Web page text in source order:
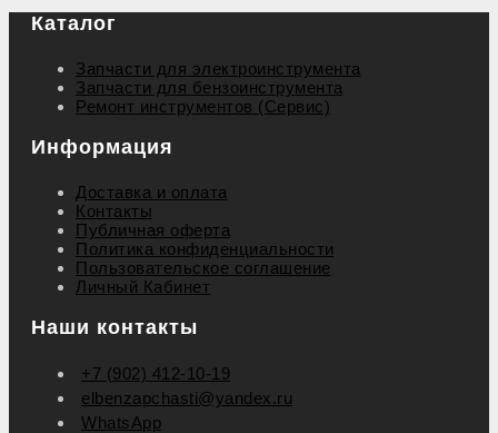
Каталог
Запчасти для электроинструмента
Запчасти для бензоинструмента
Ремонт инструментов (Сервис)
Информация
Доставка и оплата
Контакты
Публичная оферта
Политика конфиденциальности
Пользовательское соглашение
Личный Кабинет
Наши контакты
+7 (902) 412-10-19
elbenzapchasti@yandex.ru
WhatsApp